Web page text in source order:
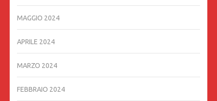
MAGGIO 2024
APRILE 2024
MARZO 2024
FEBBRAIO 2024